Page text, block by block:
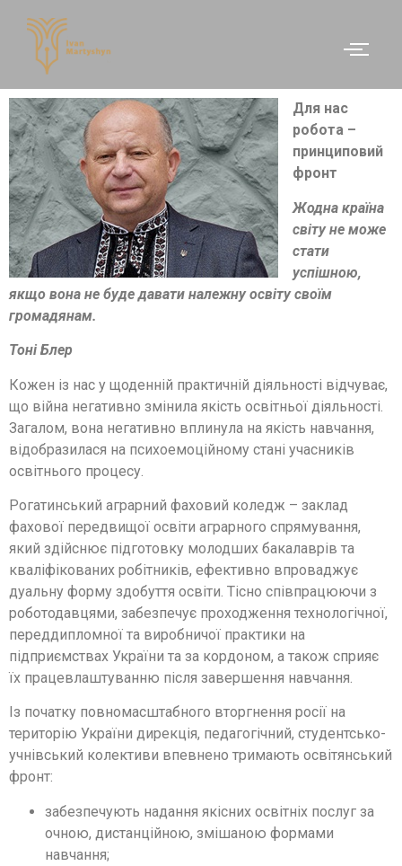
Для нас
робота –
принциповий
фронт
Жодна країна
світу не може
стати
успішною,
якщо вона не буде давати належну освіту своїм
громадянам.
Тоні Блер
Кожен із нас у щоденній практичній діяльності відчуває,
що війна негативно змінила якість освітньої діяльності.
Загалом, вона негативно вплинула на якість навчання,
відобразилася на психоемоційному стані учасників
освітнього процесу.
Рогатинський аграрний фаховий коледж – заклад
фахової передвищої освіти аграрного спрямування,
який здійснює підготовку молодших бакалаврів та
кваліфікованих робітників, ефективно впроваджує
дуальну форму здобуття освіти. Тісно співпрацюючи з
роботодавцями, забезпечує проходження технологічної,
переддипломної та виробничої практики на
підприємствах України та за кордоном, а також сприяє
їх працевлаштуванню після завершення навчання.
Із початку повномасштабного вторгнення росії на
територію України дирекція, педагогічний, студентсько-
учнівський колективи впевнено тримають освітянський
фронт:
забезпечують надання якісних освітніх послуг за
очною, дистанційною, змішаною формами
навчання;